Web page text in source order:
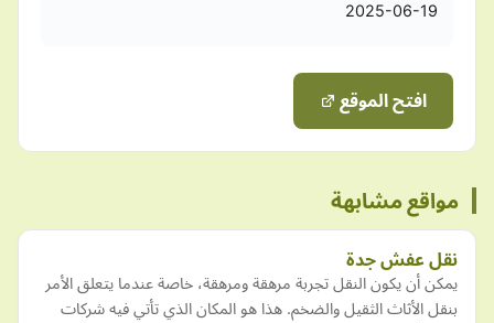
2025-06-19
افتح الموقع
مواقع مشابهة
نقل عفش جدة
يمكن أن يكون النقل تجربة مرهقة ومرهقة، خاصة عندما يتعلق الأمر
بنقل الأثاث الثقيل والضخم. هذا هو المكان الذي تأتي فيه شركات